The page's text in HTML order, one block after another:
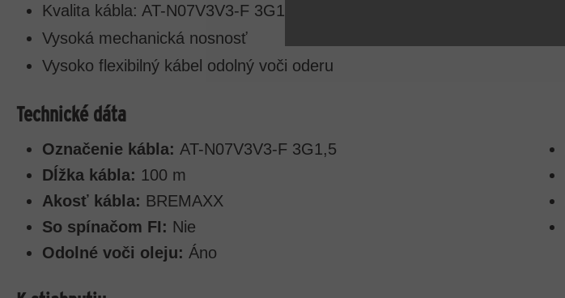
Kvalita kábla: AT-N07V3V3-F 3G1.5
Vysoká mechanická nosnosť
Vysoko flexibilný kábel odolný voči oderu
Technické dáta
Označenie kábla: AT-N07V3V3-F 3G1,5
Dĺžka kábla: 100 m
Akosť kábla: BREMAXX
So spínačom FI: Nie
Odolné voči oleju: Áno